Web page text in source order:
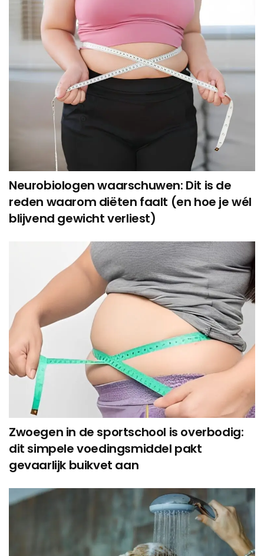
Neurobiologen waarschuwen: Dit is de
reden waarom diëten faalt (en hoe je wél
blijvend gewicht verliest)
Zwoegen in de sportschool is overbodig:
dit simpele voedingsmiddel pakt
gevaarlijk buikvet aan